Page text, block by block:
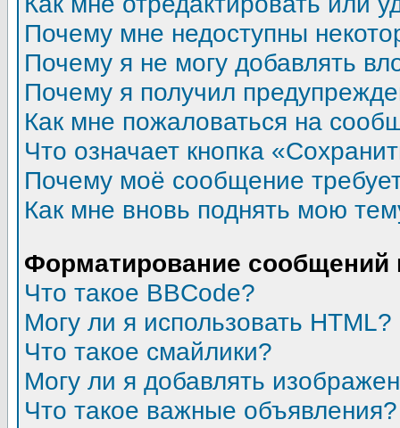
Почему мне недоступны
Почему я не могу добавлять
Почему я получил
Как мне пожаловаться на
Что означает кнопка
Почему моё сообщение
Как мне вновь поднять мою
Форматирование
Что такое BBCode?
Могу ли я использовать HTML?
Что такое смайлики?
Могу ли я добавлять
Что такое важные объявления?